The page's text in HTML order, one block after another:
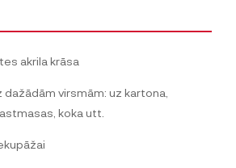
akrila krāsa
dažādām virsmām: uz kartona,
koka utt.